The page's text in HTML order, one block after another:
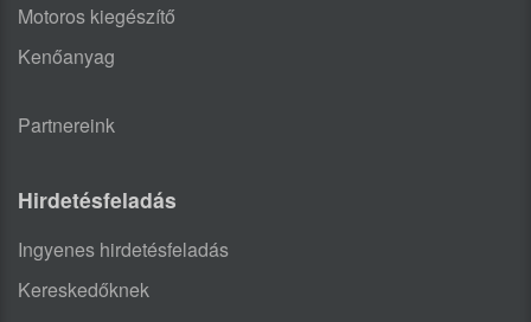
Motoros kiegészítő
Kenőanyag
Partnereink
Hirdetésfeladás
Ingyenes hirdetésfeladás
Kereskedőknek